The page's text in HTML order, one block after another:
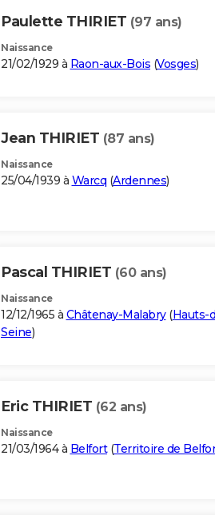
Paulette THIRIET (97 ans)
Naissance
21/02/1929 à Raon-aux-Bois (Vosges)
Jean THIRIET (87 ans)
Naissance
25/04/1939 à Warcq (Ardennes)
Pascal THIRIET (60 ans)
Naissance
12/12/1965 à Châtenay-Malabry(Hauts-
Seine)
Eric THIRIET (62 ans)
Naissance
21/03/1964 à Belfort(Territoire de